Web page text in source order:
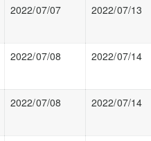
2022/07/07 2022/07/13
2022/07/08 2022/07/14
2022/07/08 2022/07/14